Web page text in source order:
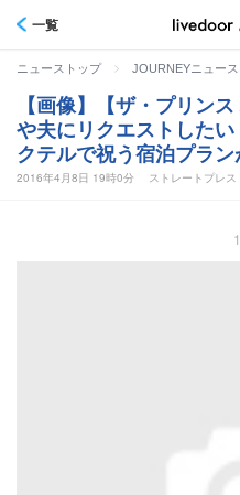
一覧
ニューストップ > JOURNEYニュース
【画像】【ザ・プリン
や夫にリクエストした
クテルで祝う宿泊プラ
2016年4月8日 19時0分 ストレートプレス